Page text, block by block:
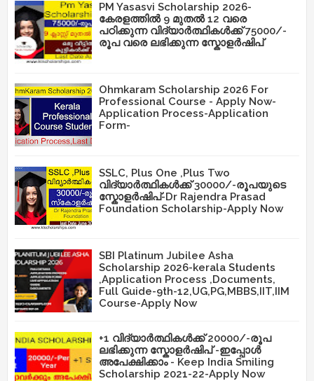
PM Yasasvi Scholarship 2026-
കേരളത്തിൽ 9 മുതൽ 12 വരെ
പഠിക്കുന്ന വിദ്യാർത്ഥികൾക്ക് 75000/-
രൂപ വരെ ലഭിക്കുന്ന സ്കോളർഷിപ്
Ohmkaram Scholarship 2026 For
Professional Course - Apply Now-
Application Process-Application
Form-
SSLC, Plus One ,Plus Two
വിദ്യാർത്ഥികൾക്ക് 30000/-രൂപയുടെ
സ്കോളർഷിപ്-Dr Rajendra Prasad
Foundation Scholarship-Apply Now
SBI Platinum Jubilee Asha
Scholarship 2026-kerala Students
,Application Process ,Documents,
Full Guide-9th-12,UG,PG,MBBS,IIT,IIM
Course-Apply Now
+1 വിദ്യാർത്ഥികൾക്ക് 20000/-രൂപ
ലഭിക്കുന്ന സ്കോളർഷിപ് -ഇപ്പോൾ
അപേക്ഷിക്കാം - Keep India Smiling
Scholarship 2021-22-Apply Now